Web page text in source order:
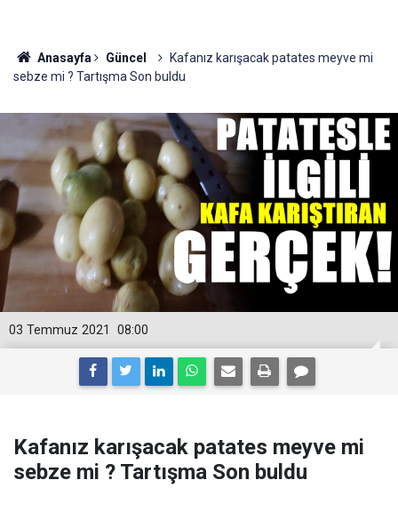
Anasayfa Güncel
Kafanız karışacak patates meyve mi
sebze mi ? Tartışma Son buldu
08:00
03 Temmuz 2021
Kafanız karışacak patates meyve mi
sebze mi ? Tartışma Son buldu